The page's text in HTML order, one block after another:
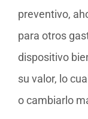
preventivo,
para otros
dispositivo
su valor, lo
o cambiarlo